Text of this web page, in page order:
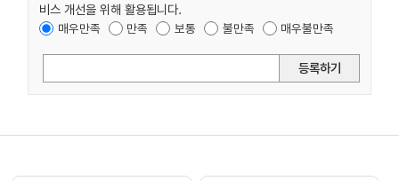
비스 개선을 위해 활용됩니다.
매우만족 만족 보통 불만족 매우불만족
등록하기